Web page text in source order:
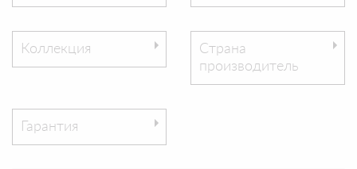
Коллекция
Страна
производитель
Гарантия